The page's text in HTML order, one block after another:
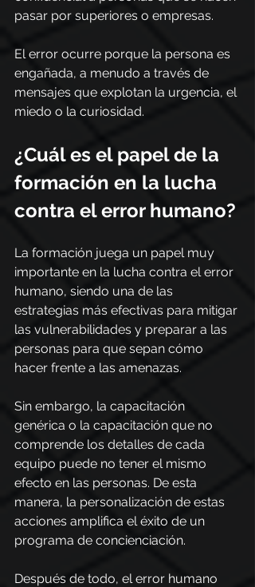
pasar por superiores o empresas.
El error ocurre porque la persona es
engañada, a menudo a través de
mensajes que explotan la urgencia, el
miedo o la curiosidad.
¿Cuál es el papel de la
formación en la lucha
contra el error humano?
La formación juega un papel muy
importante en la lucha contra el error
humano, siendo una de las
estrategias más efectivas para mitigar
las vulnerabilidades y preparar a las
personas para que sepan cómo
hacer frente a las amenazas.
Sin embargo, la capacitación
genérica o la capacitación que no
comprende los detalles de cada
equipo puede no tener el mismo
efecto en las personas. De esta
manera, la personalización de estas
acciones amplifica el éxito de un
programa de concienciación.
Después de todo, el error humano